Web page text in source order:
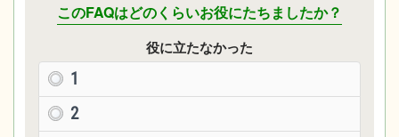
このFAQはどのくらいお役にたちましたか？
役に立たなかった
1
2